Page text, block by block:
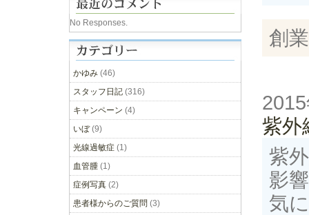
創
紫外
紫
影
気
No Responses.
かゆみ (46)
スタッフ日記 (316)
キャンペーン (4)
いぼ(9)
光線過敏症 (1)
血管腫 (1)
症例写真 (2)
患者様からのご質問 (3)